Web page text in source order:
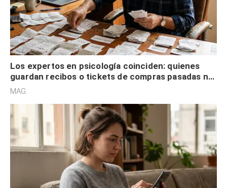
Los expertos en psicología coinciden: quienes
guardan recibos o tickets de compras pasadas no
son acumuladores, sino que tienen necesidad de
MAG.